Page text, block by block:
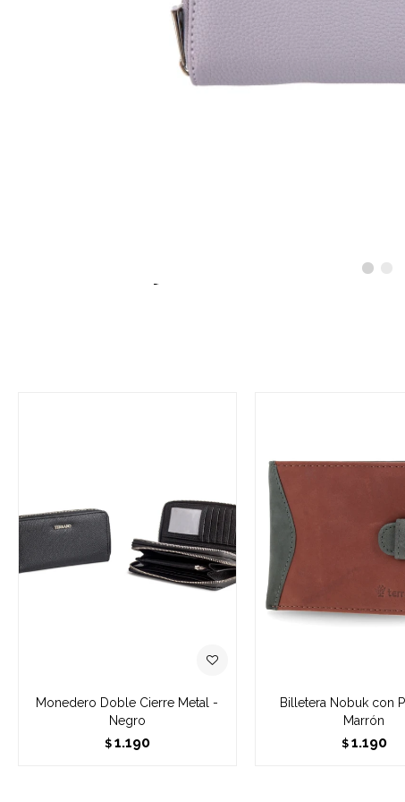
Monedero Doble Cierre Metal -
Negro
$ 1.190
Billetera Nobuk con
Marrón
$ 1.190